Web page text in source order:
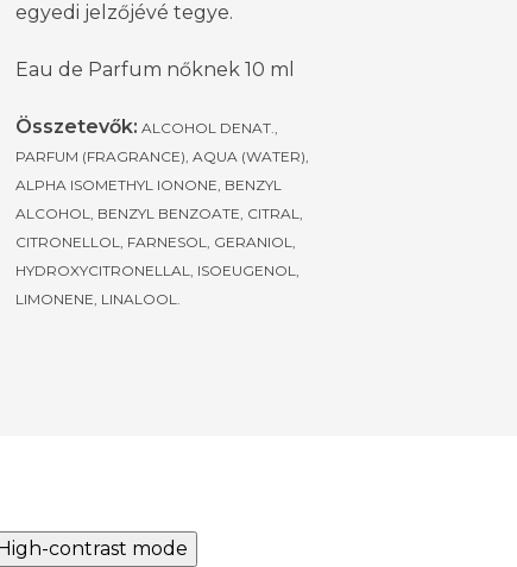
egyedi jelzőjévé tegye.
Eau de Parfum nőknek 10 ml
Összetevők: ALCOHOL DENAT.,
PARFUM (FRAGRANCE), AQUA (WATER),
ALPHA ISOMETHYL IONONE, BENZYL
ALCOHOL, BENZYL BENZOATE, CITRAL,
CITRONELLOL, FARNESOL, GERANIOL,
HYDROXYCITRONELLAL, ISOEUGENOL,
LIMONENE, LINALOOL.
High-contrast mode